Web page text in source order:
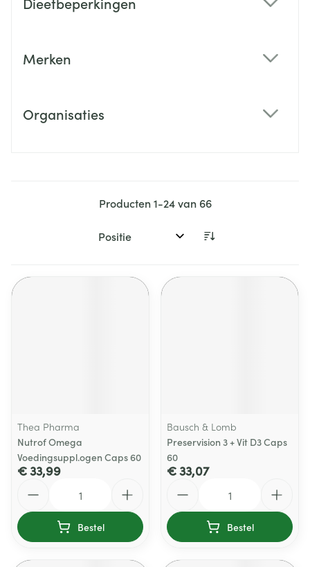
Merken
Organisaties
Producten1-24van 66
Sorteer op:
Thea Pharma
Nutrof Omega
Voedingsuppl.ogen Caps 60
€ 33,99
Bestel
Bausch & Lomb
Preservision 3 + Vit D3 Caps
60
€ 33,07
Bestel